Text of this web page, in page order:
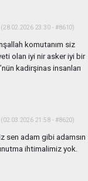
(28.02.2026 23:30 - #8610)
komutanım siz
olan iyi nir asker iyi bir
kadirşinas insanları
(02.03.2026 21:58 - #8620)
sen adam gibi adamsın
ihtimalimiz yok.